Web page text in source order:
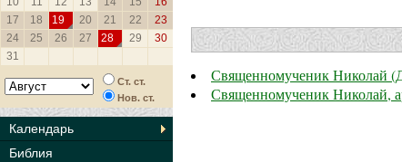
17
18 19 20 21 22
23
24
25 26 27 28 29
30
31
Ст. ст.
Нов. ст.
Календарь
Библия
Священномученик Николай
Священномученик Николай,